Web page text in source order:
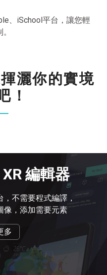
、iSchool平台，讓您輕
揮灑你的實境
！
編輯器
不需要程式編譯，
像，添加需要元素
多